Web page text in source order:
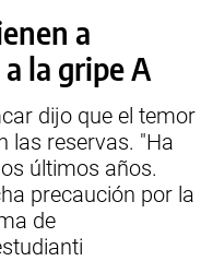
a
la gripe A
dijo que el temor
las reservas. "Ha
últimos años.
precaución por la
de